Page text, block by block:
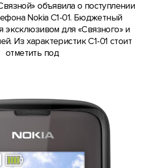
объявила о поступлении
Nokia C1-01. Бюджетный
эксклюзивом для «Связного» и
Из характеристик C1-01 стоит
отметить под